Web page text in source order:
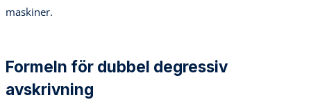
maskiner.
Formeln för dubbel degressiv
avskrivning